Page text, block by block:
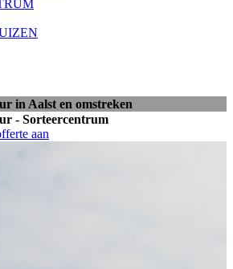
in Aalst en omstreken
- Sorteercentrum
aan